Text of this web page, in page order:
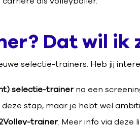
Dat wil ik
selectie-trainers. Heb jij
selectie-trainerna een
stap, maar je hebt wel
trainer. Meer info via deze